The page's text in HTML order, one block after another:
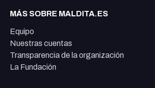
MÁS SOBRE MALDITA.ES
Equipo
Nuestras cuentas
Transparencia de la organización
La Fundación